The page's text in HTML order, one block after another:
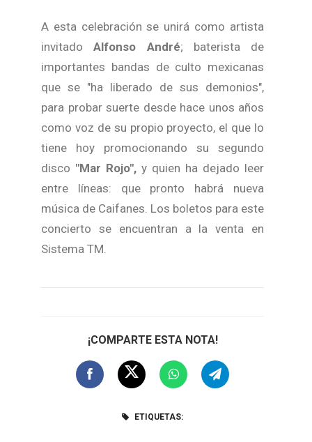
A esta celebración se unirá como artista
invitadoAlfonso André; baterista de
importantes bandas de culto mexicanas
que se "ha liberado de sus demonios",
para probar suerte desde hace unos años
como voz de su propio proyecto, el que lo
tiene hoy promocionando su segundo
disco "Mar Rojo", y quien ha dejado leer
entre líneas: que pronto habrá nueva
música de Caifanes. Los boletos para este
concierto se encuentran a la venta en
Sistema TM.
¡COMPARTE ESTA NOTA!
ETIQUETAS: